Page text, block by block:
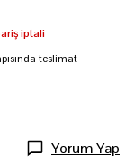
iptali
teslimat
Yorum Yap